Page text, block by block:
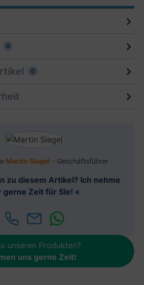
0
0
Martin Siegel - Geschäftsführer
zu diesem Artikel? Ich nehme
gerne Zeit für Sie! «
unseren Produkten?
uns gerne Zeit!